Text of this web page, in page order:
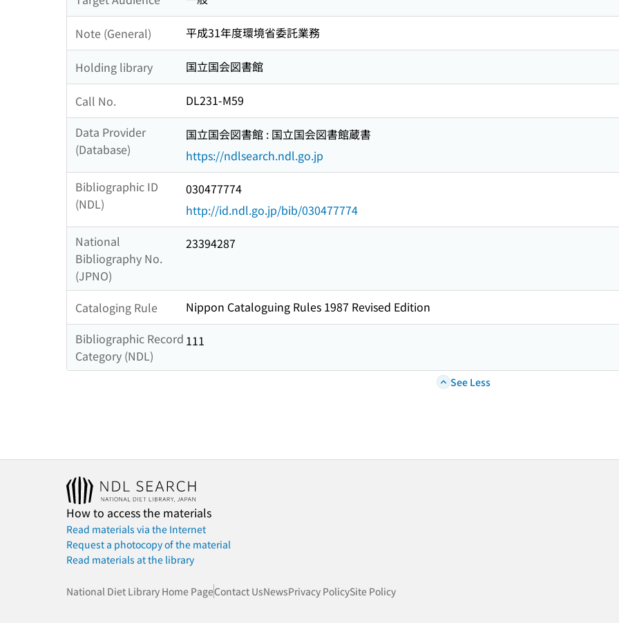
Note (General) 平成31年度環境省委託業務
Holding library 国立国会図書館
Call No.
DL231-M59
Data Provider
(Database)
国立国会図書館 : 国立国会図書館蔵書
https://ndlsearch.ndl.go.jp
Bibliographic ID
(NDL)
030477774
http://id.ndl.go.jp/bib/030477774
National
Bibliography No.
(JPNO)
23394287
Cataloging Rule
Nippon Cataloguing Rules 1987 Revised Edition
Bibliographic Record
Category (NDL)
111
See Less
How to access the materials
Read materials via the Internet
Request a photocopy of the material
Read materials at the library
National Diet Library Home PageContact UsNewsPrivacy PolicySite Policy